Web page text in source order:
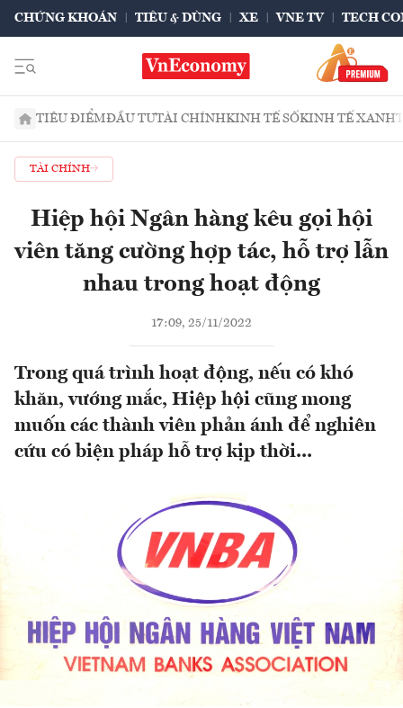
CHỨNG KHOÁN TIÊU & DÙNG XE VNE TV TECH
TIÊU ĐIỂMĐẦU TƯTÀI CHÍNHKINH TẾ SỐKINH TẾ XANH
TÀI CHÍNH
Hiệp hội Ngân hàng kêu gọi hội
viên tăng cường hợp tác, hỗ trợ lẫn
nhau trong hoạt động
17:09, 25/11/2022
Trong quá trình hoạt động, nếu có khó
khăn, vướng mắc, Hiệp hội cũng mong
muốn các thành viên phản ánh để nghiên
cứu có biện pháp hỗ trợ kịp thời...